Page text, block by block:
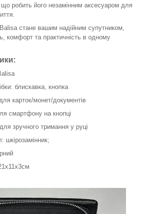
робить його незамінним аксесуаром для
стане вашим надійним супутником,
комфорт та практичність в одному
блискавка, кнопка
карток/монет/документів
смартфону на кнопці
зручного тримання у руці
шкірозамінник;